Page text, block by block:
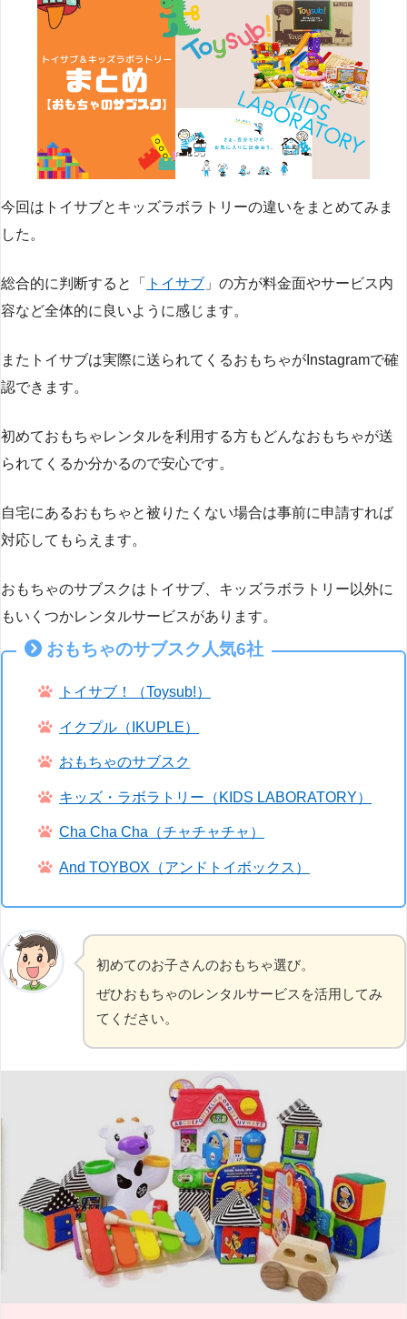
今回はトイサブとキッズラボラトリーの違いをまとめてみま
した。
総合的に判断すると「 トイサブ 」の方が料金面やサービス内
容など全体的に良いように感じます。
またトイサブは実際に送られてくるおもちゃがInstagramで確
認できます。
初めておもちゃレンタルを利用する方もどんなおもちゃが送
られてくるか分かるので安心です。
自宅にあるおもちゃと被りたくない場合は事前に申請すれば
対応してもらえます。
おもちゃのサブスクはトイサブ、キッズラボラトリー以外に
もいくつかレンタルサービスがあります。
おもちゃのサブスク人気6社
トイサブ！（Toysub!）
イクプル（IKUPLE）
おもちゃのサブスク
キッズ・ラボラトリー（KIDS LABORATORY）
Cha Cha Cha（チャチャチャ）
And TOYBOX（アンドトイボックス）
初めてのお子さんのおもちゃ選び。
ぜひおもちゃのレンタルサービスを活用してみ
てください。